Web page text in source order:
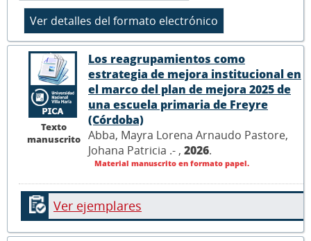
Texto
manuscrito
Los reagrupamientos como
estrategia de mejora institucional en
el marco del plan de mejora 2025 de
una escuela primaria de Freyre
(Córdoba)
Abba, Mayra Lorena Arnaudo Pastore,
Johana Patricia .- , 2026.
Material manuscrito en formato papel.
Ver ejemplares